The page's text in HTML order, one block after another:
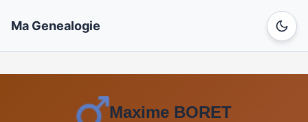
Ma Genealogie
Maxime BORET